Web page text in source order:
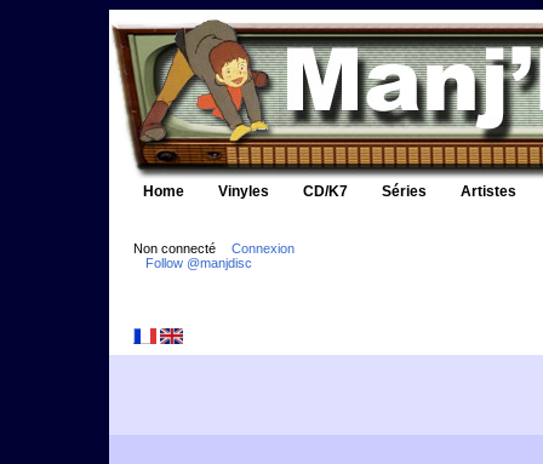
Home Vinyles CD/K7 Séries Artistes
Non connecté
Connexion
Follow @manjdisc